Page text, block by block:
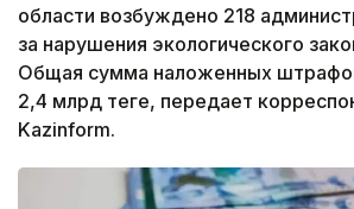
области возбуждено 218
за нарушения экологического
Общая сумма наложенных
2,4 млрд теңге, передает
Kazinform.